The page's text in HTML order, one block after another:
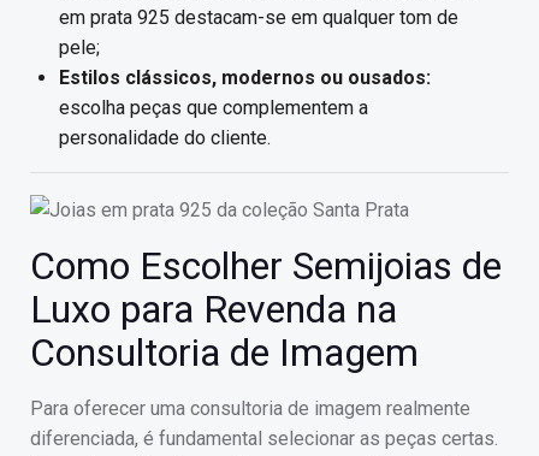
em prata 925 destacam-se em qualquer tom de
pele;
Estilos clássicos, modernos ou ousados:
escolha peças que complementem a
personalidade do cliente.
Como Escolher Semijoias de
Luxo para Revenda na
Consultoria de Imagem
Para oferecer uma consultoria de imagem realmente
diferenciada, é fundamental selecionar as peças certas.